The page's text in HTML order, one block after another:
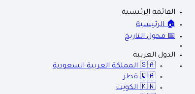
القائمة الرئيسية
🏠 الرئيسية
📅 محول التاريخ
الدول العربية
🇸🇦 المملكة العربية السعودية
🇶🇦 قطر
🇰🇼 الكويت